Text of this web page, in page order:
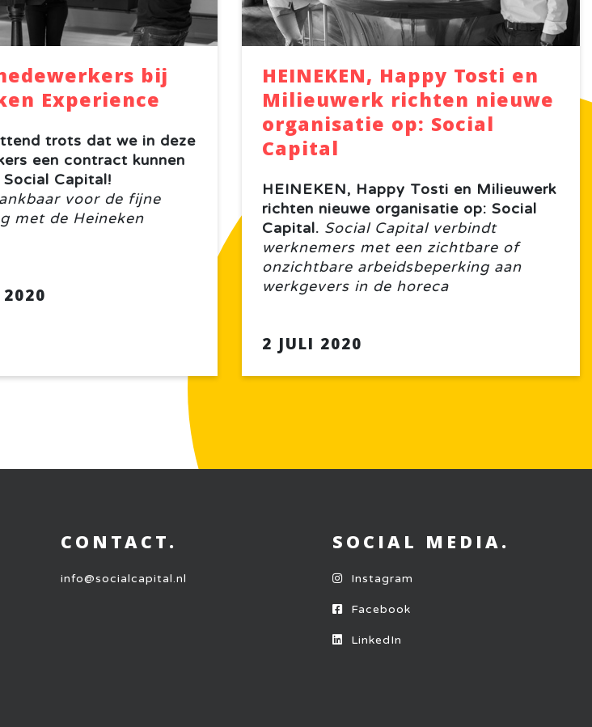
bij
Experience
trots dat we in deze
een contract kunnen
Capital!
voor de fijne
met de Heineken
2020
HEINEKEN, Happy Tosti en
Milieuwerk richten nieuwe
organisatie op: Social
Capital
HEINEKEN, Happy Tosti en Milieuwerk
richten nieuwe organisatie op: Social
Capital. Social Capital verbindt
werknemers met een zichtbare of
onzichtbare arbeidsbeperking aan
werkgevers in de horeca
2 JULI 2020
CONTACT.
info@socialcapital.nl
SOCIAL MEDIA.
Instagram
Facebook
LinkedIn